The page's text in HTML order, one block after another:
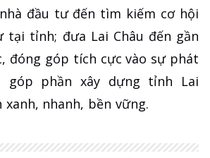
đầu tư đến tìm kiếm cơ hội
tại tỉnh; đưa Lai Châu đến gần
đóng góp tích cực vào sự phát
góp phần xây dựng tỉnh Lai
nhanh, bền vững.